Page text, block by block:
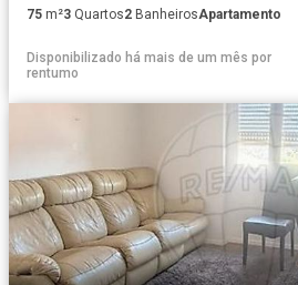
75 m²3 Quartos2 BanheirosApartamento
Disponibilizado há mais de um mês por
rentumo